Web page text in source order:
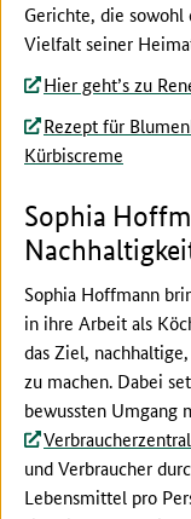
Gerichte, die
Vielfalt seiner
Hier geht’s zu
Rezept für
Kürbiscreme
Sophia
Sophia Hoffmann
in ihre Arbeit als
das Ziel,
zu machen. Dabei
bewussten Umgang
und Verbraucher
Lebensmittel pro